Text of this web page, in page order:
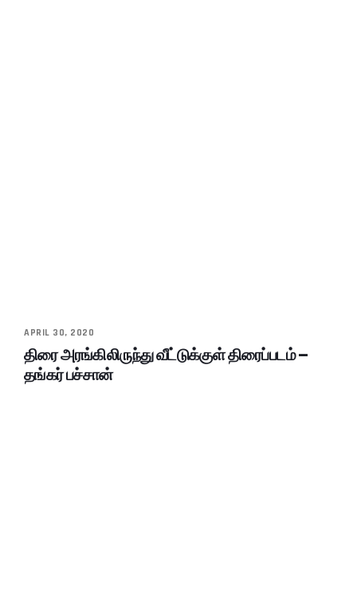
APRIL 30, 2020
திரை அரங்கிலிருந்து வீட்டுக்குள் திரைப்படம் –
தங்கர் பச்சான்